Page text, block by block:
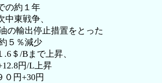
の約１年
東戦争、
輸出停止措置をとった
５％減少
＄/Bまで上昇、
円/L上昇
円+30円